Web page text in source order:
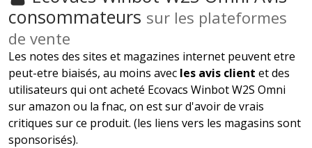
consommateurs sur les plateformes
de vente
Les notes des sites et magazines internet peuvent etre
peut-etre biaisés, au moins avec les avis client et des
utilisateurs qui ont acheté Ecovacs Winbot W2S Omni
sur amazon ou la fnac, on est sur d'avoir de vrais
critiques sur ce produit. (les liens vers les magasins sont
sponsorisés).